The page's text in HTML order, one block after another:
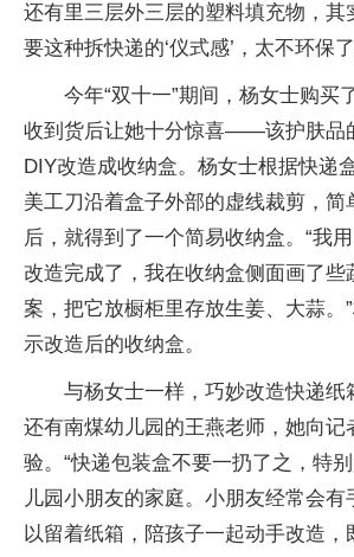
还有里三层外三层的塑料填充物，其
要这种拆快递的‘仪式感’，太不环保
今年“双十一”期间，杨女士购买
收到货后让她十分惊喜——该护肤品
DIY改造成收纳盒。杨女士根据快递
美工刀沿着盒子外部的虚线裁剪，简
后，就得到了一个简易收纳盒。“我
改造完成了，我在收纳盒侧面画了些
案，把它放橱柜里存放生姜、大蒜。
示改造后的收纳盒。
与杨女士一样，巧妙改造快递纸
还有南煤幼儿园的王燕老师，她向记
验。“快递包装盒不要一扔了之，特
儿园小朋友的家庭。小朋友经常会
以留着纸箱，陪孩子一起动手改造，